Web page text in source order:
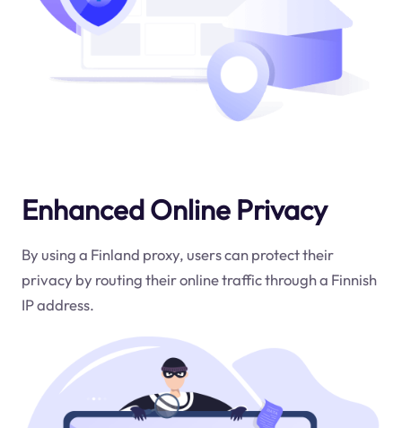
Enhanced Online Privacy
By using a Finland proxy, users can protect their
privacy by routing their online traffic through a Finnish
IP address.